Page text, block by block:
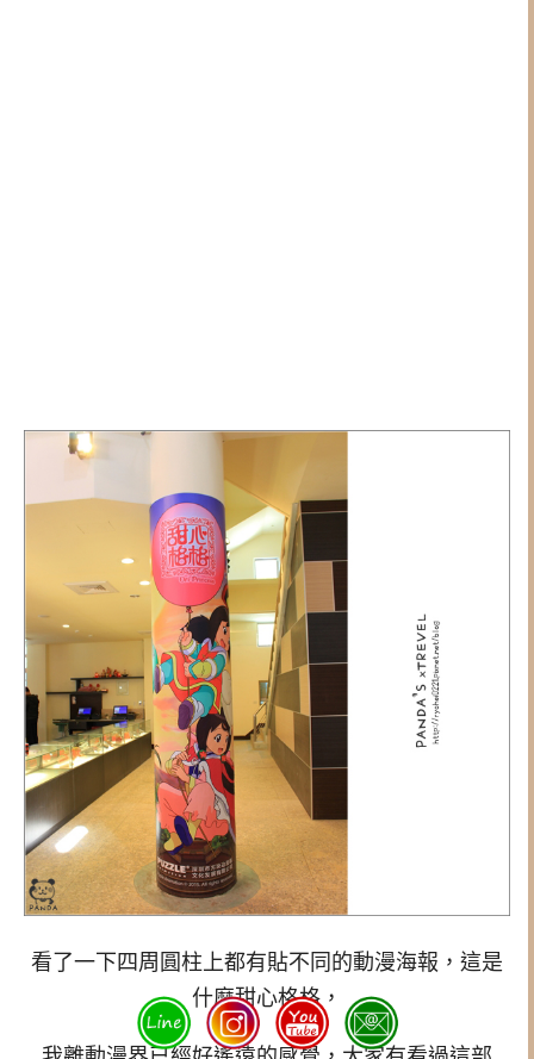
看了一下四周圓柱上都有貼不同的動漫海報，這是
什麼甜心格格，